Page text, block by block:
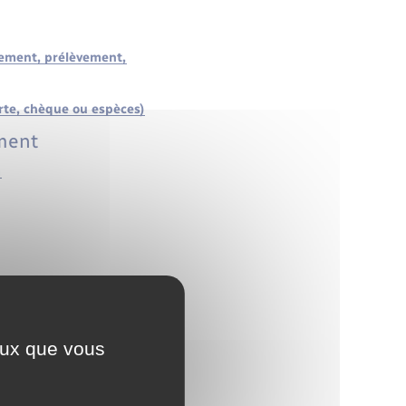
prélèvement,
chèque ou espèces)
et revenus à
que vous